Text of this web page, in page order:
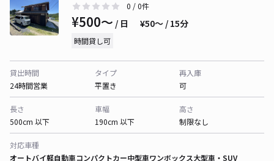
0 / 0件
¥500〜 / 日 ¥50〜 / 15分
時間貸し可
貸出時間
24時間営業
タイプ
平置き
再入庫
可
長さ
500cm 以下
車幅
190cm 以下
高さ
制限なし
対応車種
オートバイ軽自動車コンパクトカー中型車ワンボックス大型車・SUV